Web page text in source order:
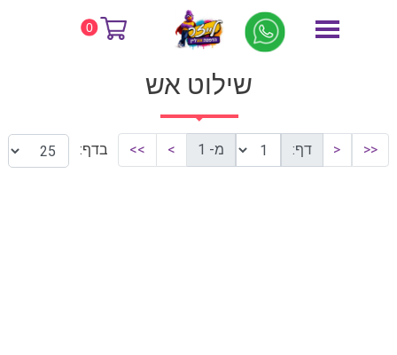
0 דף הבית שילוט אש
שילוט אש
<<
< דף: מ- 1 >
>> בדף: